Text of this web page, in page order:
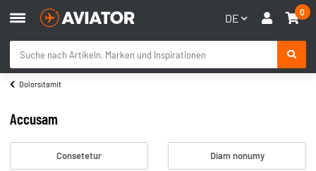
DE 0
Dolorsitamit
Accusam
Consetetur Diam nonumy